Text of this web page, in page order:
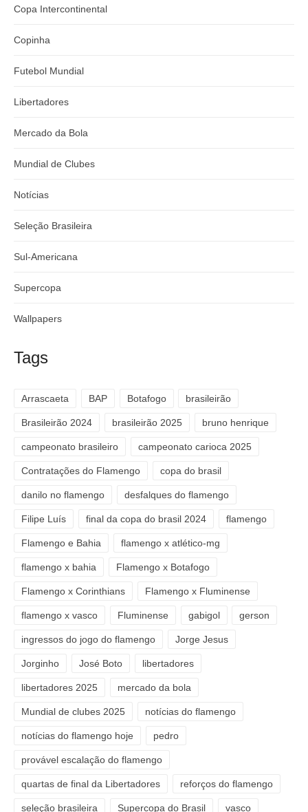
Copa Intercontinental
Copinha
Futebol Mundial
Libertadores
Mercado da Bola
Mundial de Clubes
Notícias
Seleção Brasileira
Sul-Americana
Supercopa
Wallpapers
Tags
Arrascaeta BAP Botafogo brasileirão
Brasileirão 2024 brasileirão 2025 bruno henrique
campeonato brasileiro campeonato carioca 2025
Contratações do Flamengo copa do brasil
danilo no flamengo desfalques do flamengo
Filipe Luís final da copa do brasil 2024 flamengo
Flamengo e Bahia flamengo x atlético-mg
flamengo x bahia Flamengo x Botafogo
Flamengo x Corinthians Flamengo x Fluminense
flamengo x vasco Fluminense gabigol gerson
ingressos do jogo do flamengo Jorge Jesus
Jorginho José Boto libertadores
libertadores 2025 mercado da bola
Mundial de clubes 2025 notícias do flamengo
notícias do flamengo hoje pedro
provável escalação do flamengo
quartas de final da Libertadores reforços do flamengo
seleção brasileira Supercopa do Brasil vasco